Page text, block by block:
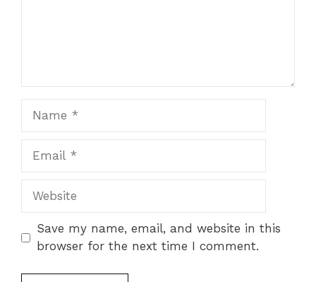
Website
Save my name, email, and website in this
browser for the next time I comment.